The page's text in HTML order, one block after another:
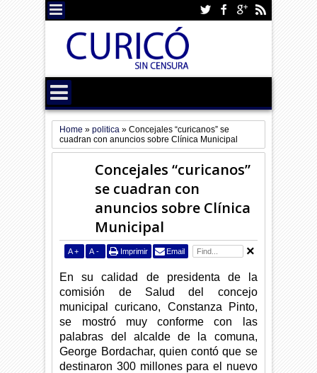
Home »politica »Concejales “curicanos” se
cuadran con anuncios sobre Clínica Municipal
Concejales “curicanos”
se cuadran con
anuncios sobre Clínica
Municipal
A + A - Imprimir Email
En su calidad de presidenta de la
comisión de Salud del concejo
municipal curicano, Constanza Pinto,
se mostró muy conforme con las
palabras del alcalde de la comuna,
George Bordachar, quien contó que se
destinaron 300 millones para el nuevo